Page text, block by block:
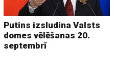
Putins izsludina Valsts
domes vēlēšanas 20.
septembrī